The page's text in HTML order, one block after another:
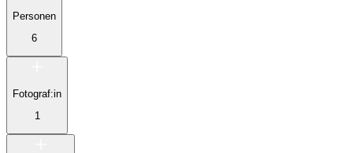
Personen
6
Fotograf:in
1